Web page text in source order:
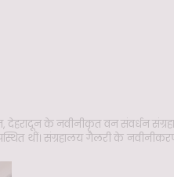
के नवीनीकृत वन संवर्धन
थीं। संग्रहालय गैलरी के